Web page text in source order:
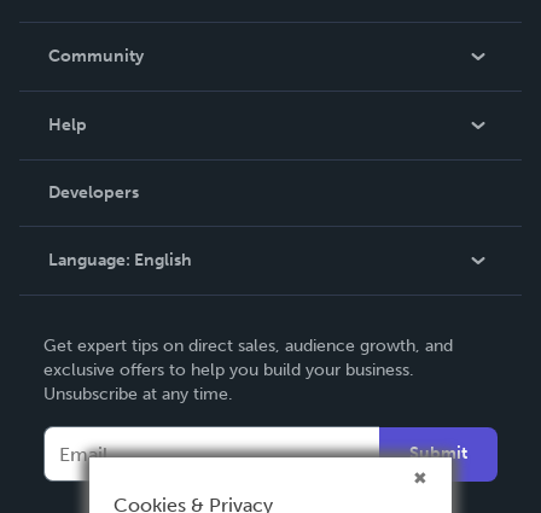
In The News
Community
Podcast
Help
Order Lookup
Knowledge Base
Contact Support
Developers
Language: English
Deutsch
Français
Español
Get expert tips on direct sales, audience growth, and
exclusive offers to help you build your business.
Unsubscribe at any time.
Submit
Cookies & Privacy